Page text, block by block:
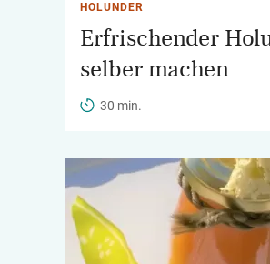
HOLUNDER
Erfrischender
selber machen
30 min.